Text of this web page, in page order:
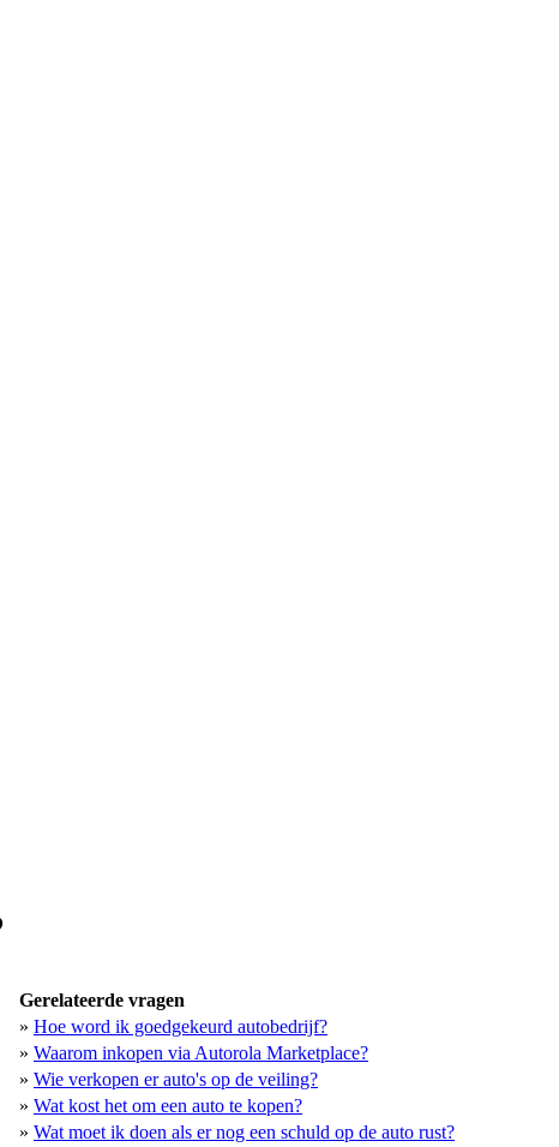
Gerelateerde vragen
» Hoe word ik goedgekeurd autobedrijf?
» Waarom inkopen via Autorola Marketplace?
» Wie verkopen er auto's op de veiling?
» Wat kost het om een auto te kopen?
» Wat moet ik doen als er nog een schuld op de auto rust?